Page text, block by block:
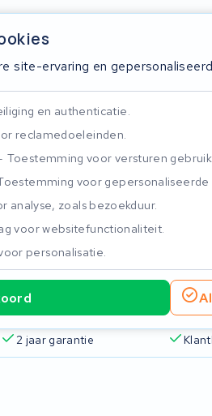
site-ervaring en
en authenticatie.
reclamedoeleinden.
Toestemming voor versturen
voor gepersonaliseerde
analyse, zoals bezoekduur.
voor websitefunctionaliteit.
personalisatie.
2 jaar garantie